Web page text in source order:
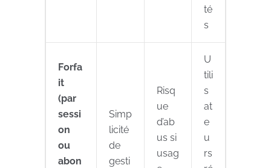
té
s
Forfa
it
(par
sessi
on
ou
abon
Simp
licité
de
gesti
Risq
ue
d’ab
us si
usag
U
tili
s
at
e
u
rs